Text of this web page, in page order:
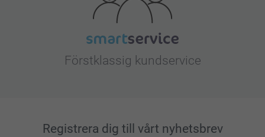
Förstklassig kundservice
Registrera dig till vårt nyhetsbrev